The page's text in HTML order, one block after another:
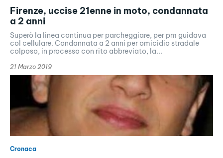
Firenze, uccise 21enne in moto, condannata
a 2 anni
Superò la linea continua per parcheggiare, per pm guidava
col cellulare. Condannata a 2 anni per omicidio stradale
colposo, in processo con rito abbreviato, la...
21 Marzo 2019
Cronaca